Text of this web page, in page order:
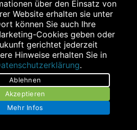
bis Freitag
bis 20:00 Uhr
bis 18:00 Uhr
STANDORTE
über den Einsatz von
Website erhalten sie unter
können Sie auch Ihre
Cookies geben oder
gerichtet jederzeit
Hinweise erhalten Sie in
.
Ablehnen
Akzeptieren
Mehr Infos